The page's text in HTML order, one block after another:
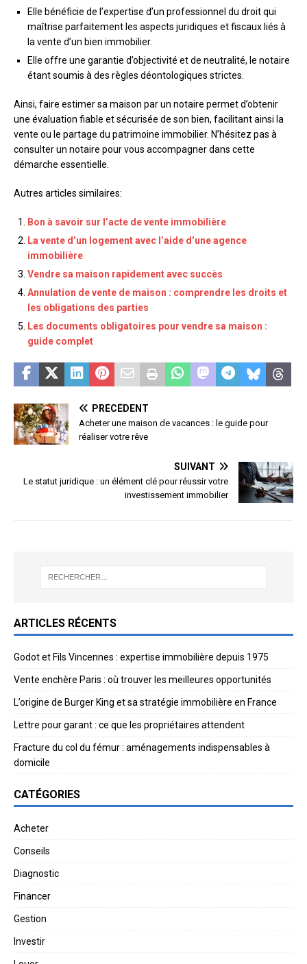
Elle bénéficie de l’expertise d’un professionnel du droit qui
maîtrise parfaitement les aspects juridiques et fiscaux liés à
la vente d’un bien immobilier.
Elle offre une garantie d’objectivité et de neutralité, le notaire
étant soumis à des règles déontologiques strictes.
Ainsi, faire estimer sa maison par un notaire permet d’obtenir
une évaluation fiable et sécurisée de son bien, facilitant ainsi la
vente ou le partage du patrimoine immobilier. N’hésitez pas à
consulter un notaire pour vous accompagner dans cette
démarche essentielle.
Autres articles similaires:
Bon à savoir sur l’acte de vente immobilière
La vente d’un logement avec l’aide d’une agence
immobilière
Vendre sa maison rapidement avec succès
Annulation de vente de maison : comprendre les droits et
les obligations des parties
Les documents obligatoires pour vendre sa maison :
guide complet
PRÉCÉDENT
Acheter une maison de vacances : le guide pour
réaliser votre rêve
SUIVANT
Le statut juridique : un élément clé pour réussir votre
investissement immobilier
ARTICLES RÉCENTS
Godot et Fils Vincennes : expertise immobilière depuis 1975
Vente enchère Paris : où trouver les meilleures opportunités
L’origine de Burger King et sa stratégie immobilière en France
Lettre pour garant : ce que les propriétaires attendent
Fracture du col du fémur : aménagements indispensables à
domicile
CATÉGORIES
Acheter
Conseils
Diagnostic
Financer
Gestion
Investir